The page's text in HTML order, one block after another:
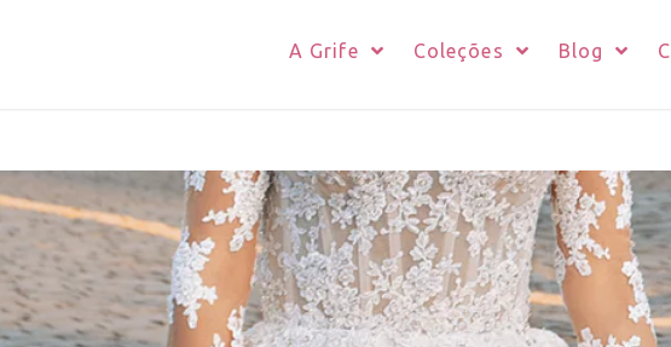
A Grife Coleções Blog